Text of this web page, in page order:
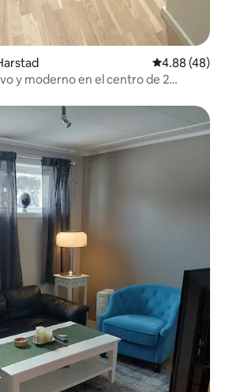
Calificación
4.88 (48)
y moderno en el centro de 2